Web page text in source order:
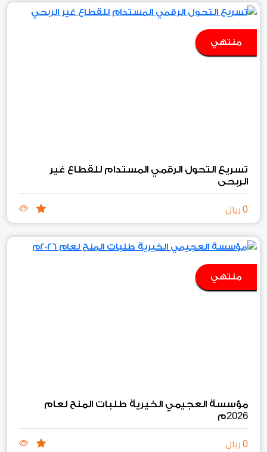
منتهي
تسريع التحول الرقمي المستدام للقطاع غير
الربحي
0 ريال
منتهي
مؤسسة العجيمي الخيرية طلبات المنح لعام
2026م
0 ريال